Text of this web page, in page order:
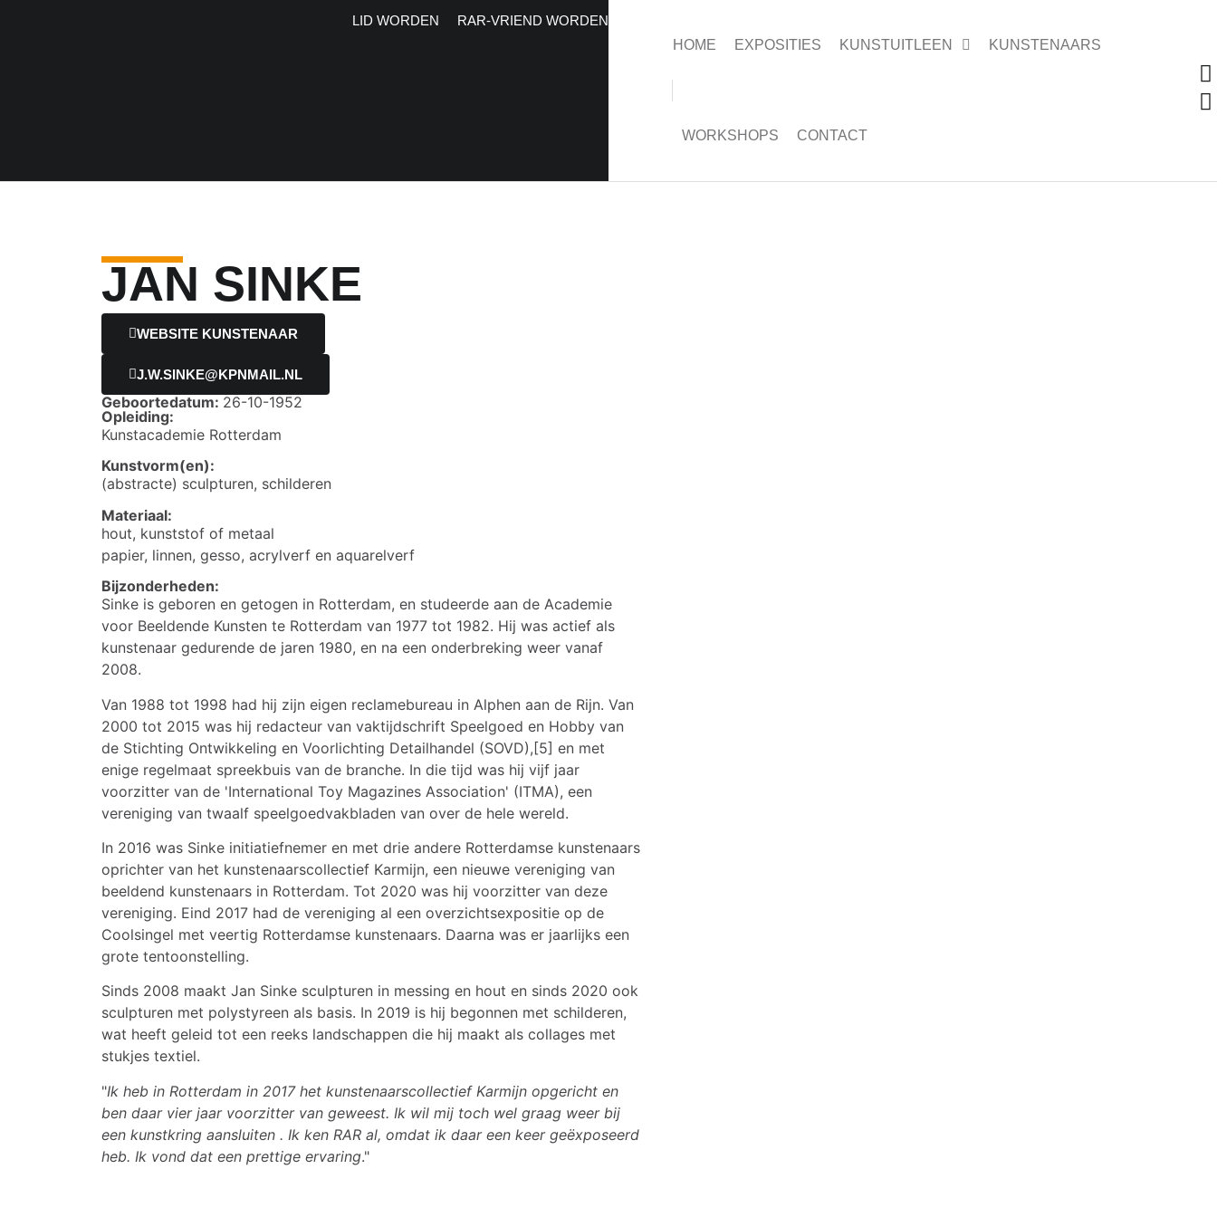
LID WORDEN
RAR-VRIEND WORDEN
HOME
EXPOSITIES KUNSTUITLEEN KUNSTENAARS
WORKSHOPS CONTACT
JAN SINKE
WEBSITE KUNSTENAAR
J.W.SINKE@KPNMAIL.NL
Geboortedatum: 26-10-1952
Opleiding:
Kunstacademie Rotterdam
Kunstvorm(en):
(abstracte) sculpturen, schilderen
Materiaal:
hout, kunststof of metaal
papier, linnen, gesso, acrylverf en aquarelverf
Bijzonderheden:
Sinke is geboren en getogen in Rotterdam, en studeerde aan de Academie
voor Beeldende Kunsten te Rotterdam van 1977 tot 1982. Hij was actief als
kunstenaar gedurende de jaren 1980, en na een onderbreking weer vanaf
2008.
Van 1988 tot 1998 had hij zijn eigen reclamebureau in Alphen aan de Rijn. Van
2000 tot 2015 was hij redacteur van vaktijdschrift Speelgoed en Hobby van
de Stichting Ontwikkeling en Voorlichting Detailhandel (SOVD),[5] en met
enige regelmaat spreekbuis van de branche. In die tijd was hij vijf jaar
voorzitter van de 'International Toy Magazines Association' (ITMA), een
vereniging van twaalf speelgoedvakbladen van over de hele wereld.
In 2016 was Sinke initiatiefnemer en met drie andere Rotterdamse kunstenaars
oprichter van het kunstenaarscollectief Karmijn, een nieuwe vereniging van
beeldend kunstenaars in Rotterdam. Tot 2020 was hij voorzitter van deze
vereniging. Eind 2017 had de vereniging al een overzichtsexpositie op de
Coolsingel met veertig Rotterdamse kunstenaars. Daarna was er jaarlijks een
grote tentoonstelling.
Sinds 2008 maakt Jan Sinke sculpturen in messing en hout en sinds 2020 ook
sculpturen met polystyreen als basis. In 2019 is hij begonnen met schilderen,
wat heeft geleid tot een reeks landschappen die hij maakt als collages met
stukjes textiel.
"Ik heb in Rotterdam in 2017 het kunstenaarscollectief Karmijn opgericht en
ben daar vier jaar voorzitter van geweest. Ik wil mij toch wel graag weer bij
een kunstkring aansluiten . Ik ken RAR al, omdat ik daar een keer geëxposeerd
heb. Ik vond dat een prettige ervaring."